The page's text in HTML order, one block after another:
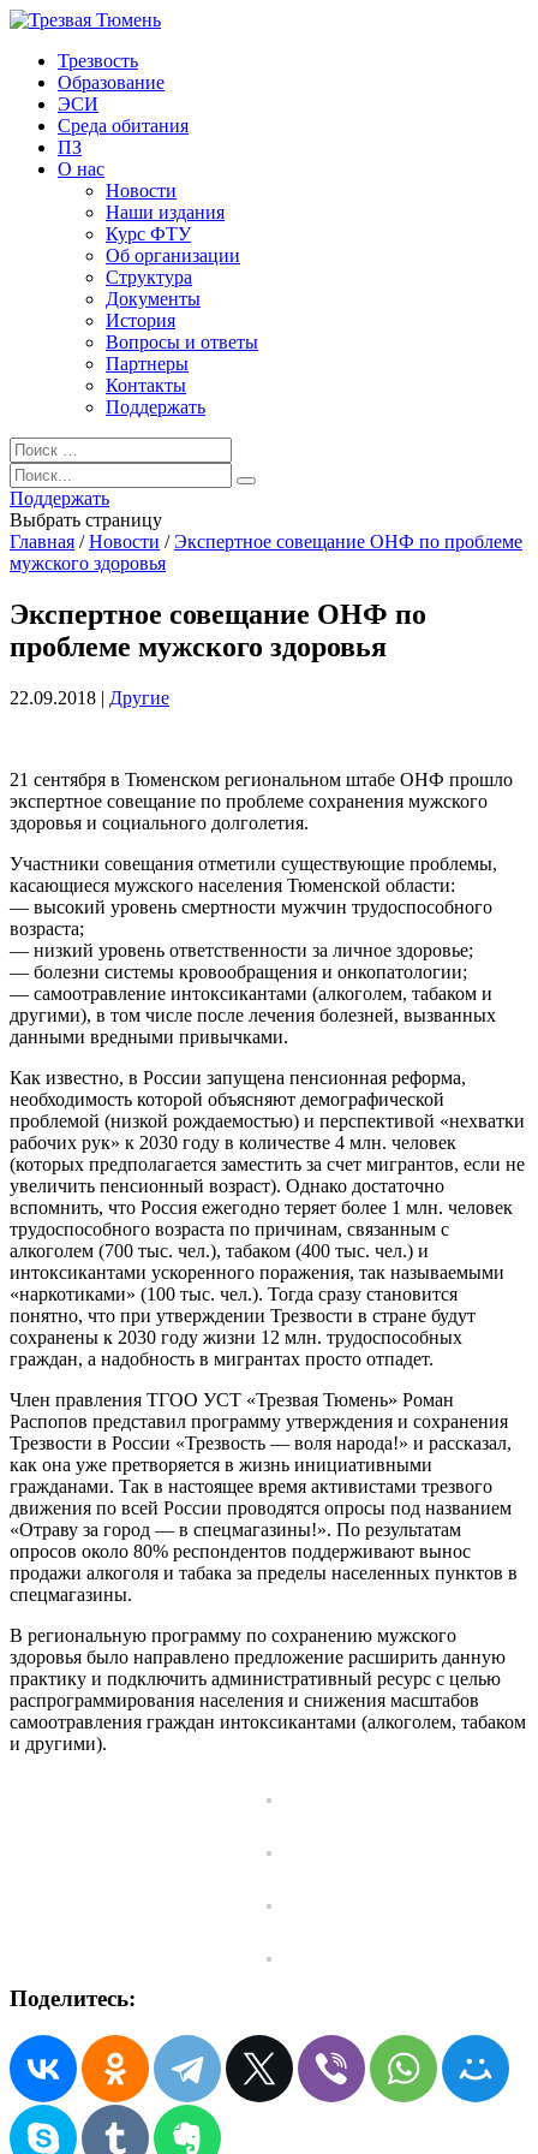
Трезвость
Образование
ЭСИ
Среда обитания
ПЗ
О нас
Новости
Наши издания
Курс ФТУ
Об организации
Структура
Документы
История
Вопросы и ответы
Партнеры
Контакты
Поддержать
Поддержать
Выбрать страницу
Главная /Новости /Экспертное совещание ОНФ по проблеме
мужского здоровья
Экспертное совещание ОНФ по
проблеме мужского здоровья
22.09.2018 | Другие
21 сентября в Тюменском региональном штабе ОНФ прошло
экспертное совещание по проблеме сохранения мужского
здоровья и социального долголетия.
Участники совещания отметили существующие проблемы,
касающиеся мужского населения Тюменской области:
— высокий уровень смертности мужчин трудоспособного
возраста;
— низкий уровень ответственности за личное здоровье;
— болезни системы кровообращения и онкопатологии;
— самоотравление интоксикантами (алкоголем, табаком и
другими), в том числе после лечения болезней, вызванных
данными вредными привычками.
Как известно, в России запущена пенсионная реформа,
необходимость которой объясняют демографической
проблемой (низкой рождаемостью) и перспективой «нехватки
рабочих рук» к 2030 году в количестве 4 млн. человек
(которых предполагается заместить за счет мигрантов, если не
увеличить пенсионный возраст). Однако достаточно
вспомнить, что Россия ежегодно теряет более 1 млн. человек
трудоспособного возраста по причинам, связанным с
алкоголем (700 тыс. чел.), табаком (400 тыс. чел.) и
интоксикантами ускоренного поражения, так называемыми
«наркотиками» (100 тыс. чел.). Тогда сразу становится
понятно, что при утверждении Трезвости в стране будут
сохранены к 2030 году жизни 12 млн. трудоспособных
граждан, а надобность в мигрантах просто отпадет.
Член правления ТГОО УСТ «Трезвая Тюмень» Роман
Распопов представил программу утверждения и сохранения
Трезвости в России «Трезвость — воля народа!» и рассказал,
как она уже претворяется в жизнь инициативными
гражданами. Так в настоящее время активистами трезвого
движения по всей России проводятся опросы под названием
«Отраву за город — в спецмагазины!». По результатам
опросов около 80% респондентов поддерживают вынос
продажи алкоголя и табака за пределы населенных пунктов в
спецмагазины.
В региональную программу по сохранению мужского
здоровья было направлено предложение расширить данную
практику и подключить административный ресурс с целью
распрограммирования населения и снижения масштабов
самоотравления граждан интоксикантами (алкоголем, табаком
и другими).
Поделитесь: